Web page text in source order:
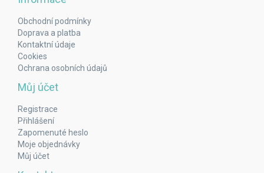
Obchodní podmínky
Doprava a platba
Kontaktní údaje
Cookies
Ochrana osobních údajů
Můj účet
Registrace
Přihlášení
Zapomenuté heslo
Moje objednávky
Můj účet